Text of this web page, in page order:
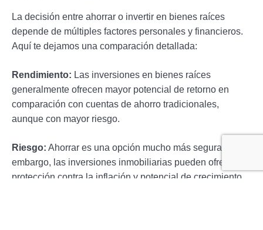
La decisión entre ahorrar o invertir en bienes raíces
depende de múltiples factores personales y financieros.
Aquí te dejamos una comparación detallada:
Rendimiento: Las inversiones en bienes raíces
generalmente ofrecen mayor potencial de retorno en
comparación con cuentas de ahorro tradicionales,
aunque con mayor riesgo.
Riesgo: Ahorrar es una opción mucho más segura; sin
embargo, las inversiones inmobiliarias pueden ofrecer
protección contra la inflación y potencial de crecimiento